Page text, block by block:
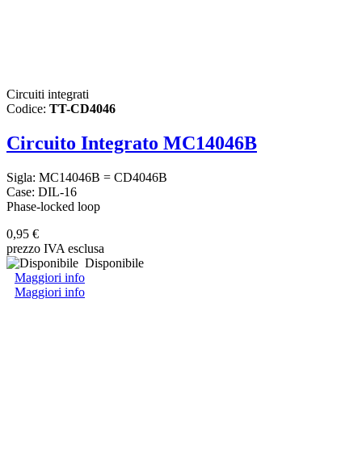
Circuiti integrati
Codice: TT-CD4046
Circuito Integrato MC14046B
Sigla: MC14046B = CD4046B
Case: DIL-16
Phase-locked loop
0,95 €
prezzo IVA esclusa
Disponibile
Maggiori info
Maggiori info